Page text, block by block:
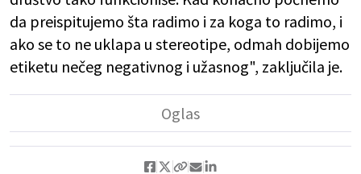
da preispitujemo šta radimo i za koga to radimo, i
ako se to ne uklapa u stereotipe, odmah dobijemo
etiketu nečeg negativnog i užasnog", zaključila je.